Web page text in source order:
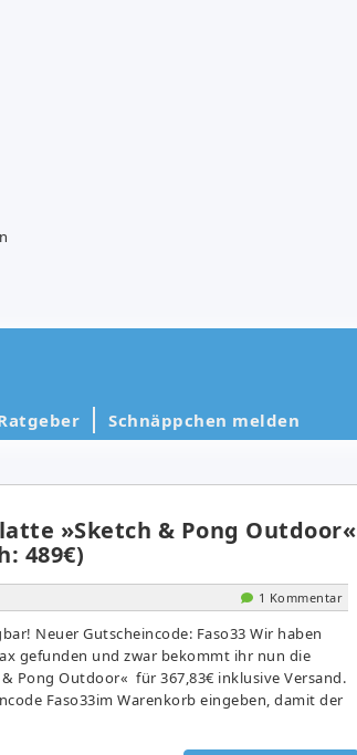
Schnäppchen melden
»Sketch & Pong Outdoor«
489€)
1 Kommentar
Neuer Gutscheincode: Faso33 Wir haben
gefunden und zwar bekommt ihr nun die
Pong Outdoor« für 367,83€ inklusive Versand.
Faso33im Warenkorb eingeben, damit der